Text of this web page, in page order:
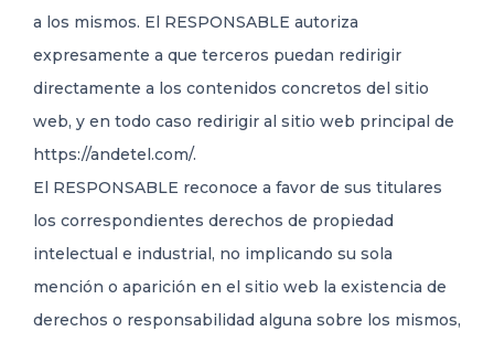
a los mismos. El RESPONSABLE autoriza
expresamente a que terceros puedan redirigir
directamente a los contenidos concretos del sitio
web, y en todo caso redirigir al sitio web principal de
https://andetel.com/.
El RESPONSABLE reconoce a favor de sus titulares
los correspondientes derechos de propiedad
intelectual e industrial, no implicando su sola
mención o aparición en el sitio web la existencia de
derechos o responsabilidad alguna sobre los mismos,